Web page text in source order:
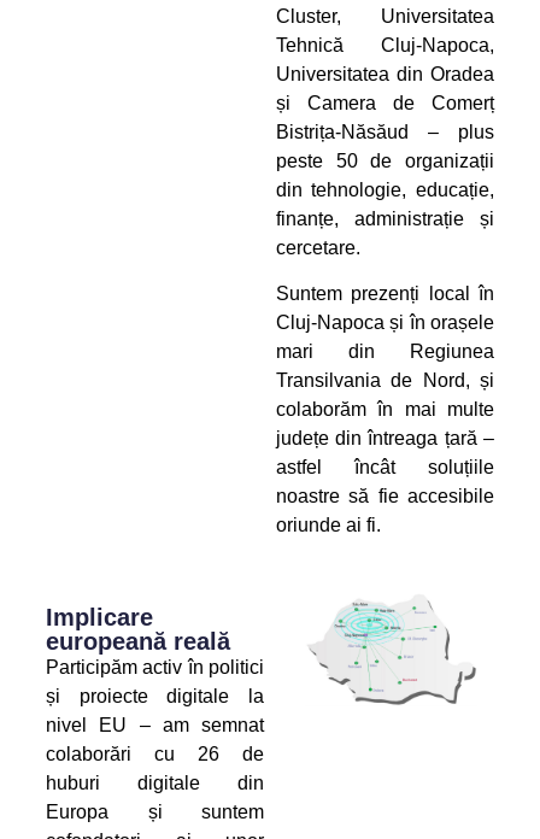
Cluster, Universitatea
Tehnică Cluj-Napoca,
Universitatea din Oradea
și Camera de Comerț
Bistrița-Năsăud – plus
peste 50 de organizații
din tehnologie, educație,
finanțe, administrație și
cercetare.
Suntem prezenți local în
Cluj-Napoca și în orașele
mari din Regiunea
Transilvania de Nord, și
colaborăm în mai multe
județe din întreaga țară –
astfel încât soluțiile
noastre să fie accesibile
oriunde ai fi.
Implicare
europeană reală
Participăm activ în politici
și proiecte digitale la
nivel EU – am semnat
colaborări cu 26 de
huburi digitale din
Europa și suntem